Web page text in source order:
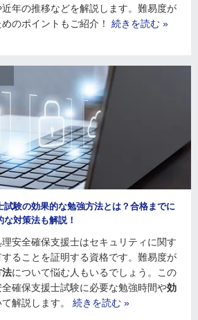
近年の推移などを解説します。難易度が
のポイントもご紹介！ 続きを読む »
試験の効果的な勉強方法とは？合格までに
対策法も解説！
安全確保支援士はセキュリティに関す
ることを証明する資格です。難易度が
法について悩む人もいるでしょう。この
確保支援士試験に必要な勉強時間や効
解説します。 続きを読む »